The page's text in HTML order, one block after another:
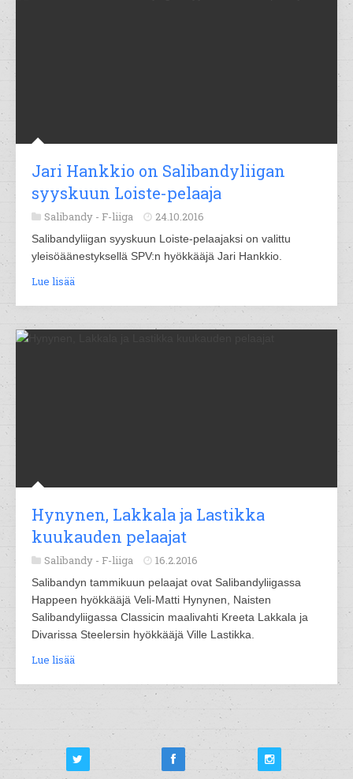
Jari Hankkio on Salibandyliigan
syyskuun Loiste-pelaaja
Salibandy - F-liiga 24.10.2016
Salibandyliigan syyskuun Loiste-pelaajaksi on valittu
yleisöäänestyksellä SPV:n hyökkääjä Jari Hankkio.
Lue lisää
Hynynen, Lakkala ja Lastikka
kuukauden pelaajat
Salibandy - F-liiga 16.2.2016
Salibandyn tammikuun pelaajat ovat Salibandyliigassa
Happeen hyökkääjä Veli-Matti Hynynen, Naisten
Salibandyliigassa Classicin maalivahti Kreeta Lakkala ja
Divarissa Steelersin hyökkääjä Ville Lastikka.
Lue lisää